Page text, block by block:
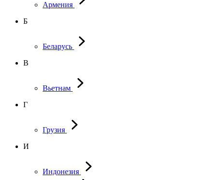
Армения
Б
Беларусь
В
Вьетнам
Г
Грузия
И
Индонезия